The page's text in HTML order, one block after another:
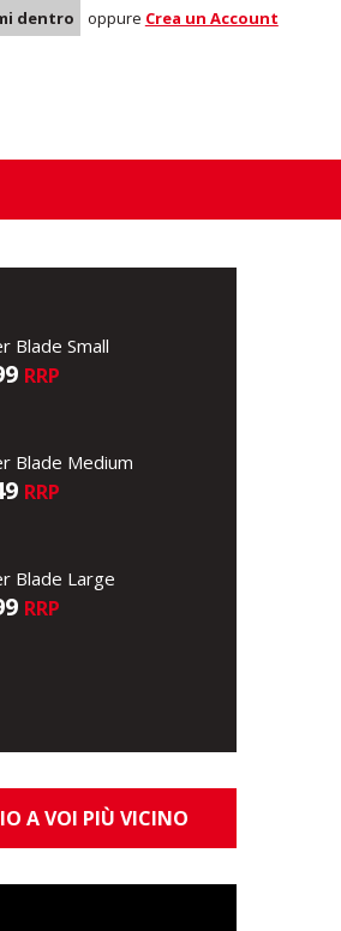
dentro oppure Crea un Account
Blade Small
RRP
Blade Medium
RRP
Blade Large
RRP
A VOI PIÙ VICINO